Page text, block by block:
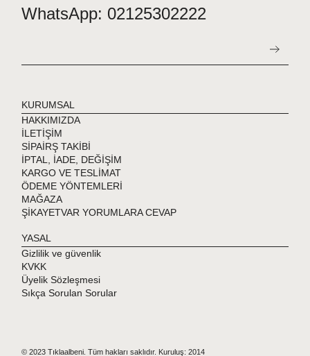
WhatsApp: 02125302222
KURUMSAL
HAKKIMIZDA
İLETİŞİM
SİPAİRŞ TAKİBİ
İPTAL, İADE, DEĞİŞİM
KARGO VE TESLİMAT
ÖDEME YÖNTEMLERİ
MAĞAZA
ŞİKAYETVAR YORUMLARA CEVAP
YASAL
Gizlilik ve güvenlik
KVKK
Üyelik Sözleşmesi
Sıkça Sorulan Sorular
© 2023 Tıklaalbeni. Tüm hakları saklıdır. Kuruluş: 2014